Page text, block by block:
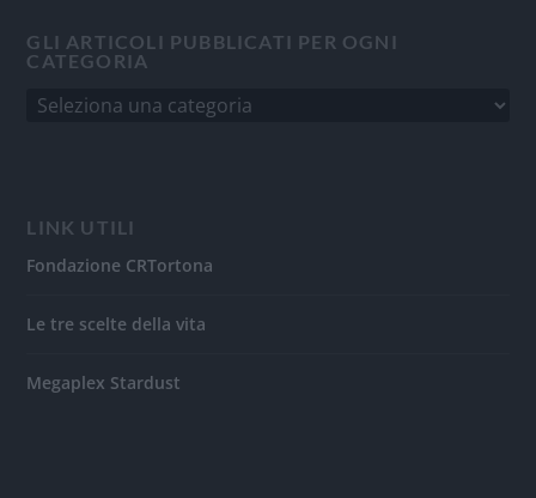
GLI ARTICOLI PUBBLICATI PER OGNI
CATEGORIA
LINK UTILI
Fondazione CRTortona
Le tre scelte della vita
Megaplex Stardust